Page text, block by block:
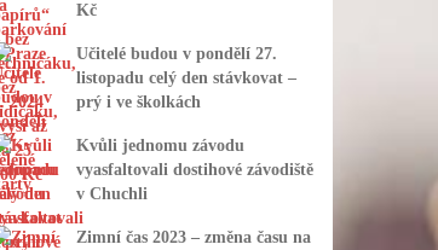
Kč
Učitelé budou v pondělí 27.
listopadu celý den stávkovat –
prý i ve školkách
Kvůli jednomu závodu
vyasfaltovali dostihové závodiště
v Chuchli
Zimní čas 2023 – změna času na